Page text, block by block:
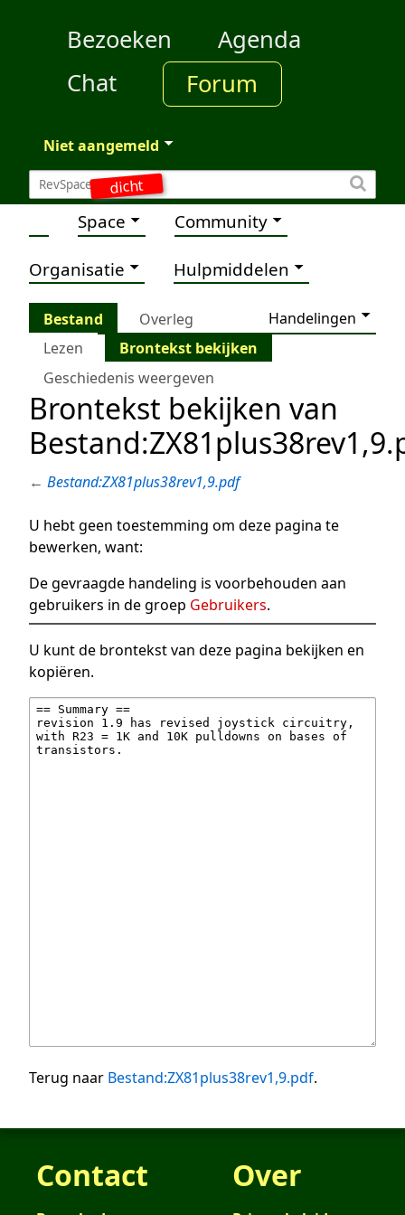
dicht
Bezoeken
Agenda
Chat
Forum
Niet aangemeld
Space Community
Organisatie Hulpmiddelen
Bestand Overleg
Handelingen
Lezen
Brontekst bekijken
Geschiedenis weergeven
Brontekst bekijken van
← Bestand:ZX81plus38rev1,9.pdf
U hebt geen toestemming om deze pagina te
bewerken, want:
De gevraagde handeling is voorbehouden aan
gebruikers in de groep Gebruikers.
U kunt de brontekst van deze pagina bekijken en
kopiëren.
Terug naar Bestand:ZX81plus38rev1,9.pdf.
Contact Over